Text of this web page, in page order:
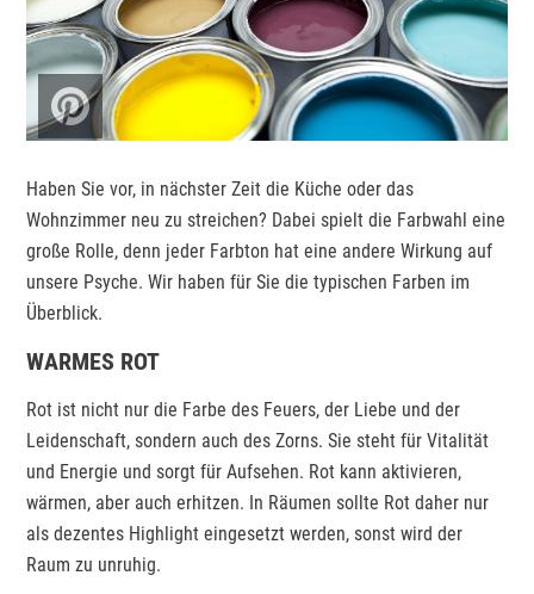
Haben Sie vor, in nächster Zeit die Küche oder das
Wohnzimmer neu zu streichen? Dabei spielt die Farbwahl eine
große Rolle, denn jeder Farbton hat eine andere Wirkung auf
unsere Psyche. Wir haben für Sie die typischen Farben im
Überblick.
WARMES ROT
Rot ist nicht nur die Farbe des Feuers, der Liebe und der
Leidenschaft, sondern auch des Zorns. Sie steht für Vitalität
und Energie und sorgt für Aufsehen. Rot kann aktivieren,
wärmen, aber auch erhitzen. In Räumen sollte Rot daher nur
als dezentes Highlight eingesetzt werden, sonst wird der
Raum zu unruhig.